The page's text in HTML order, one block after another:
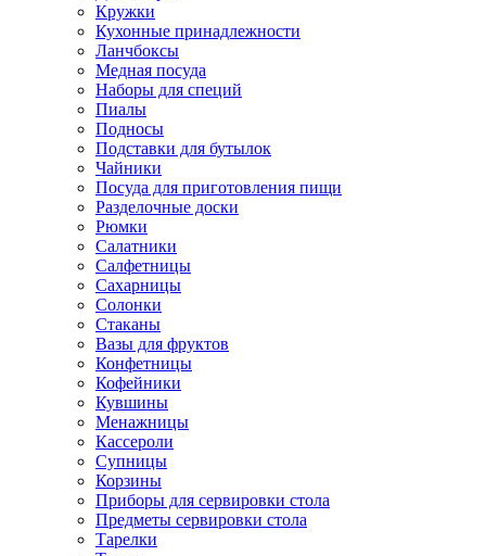
Кружки
Кухонные принадлежности
Ланчбоксы
Медная посуда
Наборы для специй
Пиалы
Подносы
Подставки для бутылок
Чайники
Посуда для приготовления пищи
Разделочные доски
Рюмки
Салатники
Салфетницы
Сахарницы
Солонки
Стаканы
Вазы для фруктов
Конфетницы
Кофейники
Кувшины
Менажницы
Кассероли
Супницы
Корзины
Приборы для сервировки стола
Предметы сервировки стола
Тарелки